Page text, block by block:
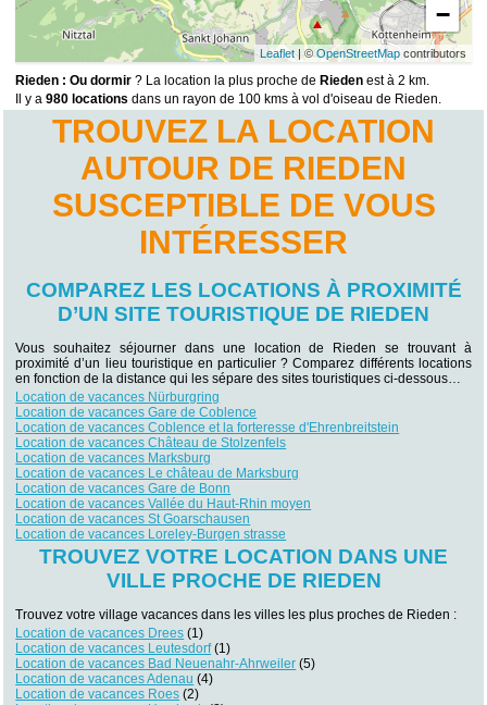
−
Leaflet| © OpenStreetMapcontributors
Rieden : Ou dormir ? La location la plus proche de Rieden est à 2 km.
Il y a980 locations dans un rayon de 100 kms à vol d'oiseau de Rieden.
TROUVEZ LA LOCATION
AUTOUR DE RIEDEN
SUSCEPTIBLE DE VOUS
INTÉRESSER
COMPAREZ LES LOCATIONS À PROXIMITÉ
D’UN SITE TOURISTIQUE DE RIEDEN
Vous souhaitez séjourner dans une location de Rieden se trouvant à
proximité d’un lieu touristique en particulier ? Comparez différents locations
en fonction de la distance qui les sépare des sites touristiques ci-dessous…
Location de vacances Nürburgring
Location de vacances Gare de Coblence
Location de vacances Coblence et la forteresse d'Ehrenbreitstein
Location de vacances Château de Stolzenfels
Location de vacances Marksburg
Location de vacances Le château de Marksburg
Location de vacances Gare de Bonn
Location de vacances Vallée du Haut-Rhin moyen
Location de vacances St Goarschausen
Location de vacances Loreley-Burgen strasse
TROUVEZ VOTRE LOCATION DANS UNE
VILLE PROCHE DE RIEDEN
Trouvez votre village vacances dans les villes les plus proches de Rieden :
Location de vacances Drees (1)
Location de vacances Leutesdorf(1)
Location de vacances Bad Neuenahr-Ahrweiler (5)
Location de vacances Adenau (4)
Location de vacances Roes (2)